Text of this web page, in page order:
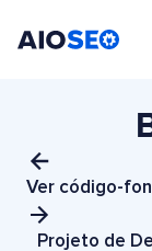
Ver código-
Projeto de